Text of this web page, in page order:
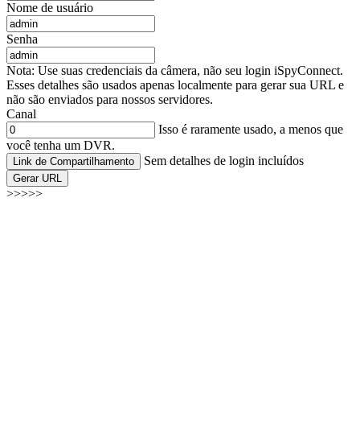
Nome de usuário
Senha
Nota: Use suas credenciais da câmera, não seu login iSpyConnect.
Esses detalhes são usados apenas localmente para gerar sua URL e
não são enviados para nossos servidores.
Canal
Isso é raramente usado, a menos que
você tenha um DVR.
Link de Compartilhamento Sem detalhes de login incluídos
Gerar URL
>>>>>